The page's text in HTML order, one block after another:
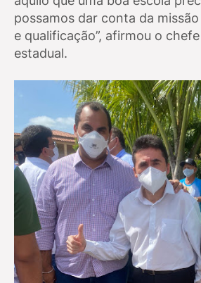
possamos dar conta da
e qualificação”, afirmou o
estadual.